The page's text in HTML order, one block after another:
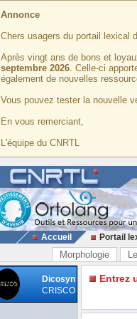
Annonce
Chers usagers du portail lexical
Après vingt ans de bons et
septembre 2026. Celle-ci
également de nouvelles
Vous pouvez tester la nouvelle
En vous remerciant,
L'équipe du CNRTL
Accueil Portail
Morphologie
Dicosyn
CRISCO
Entrez